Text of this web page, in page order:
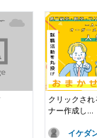
クリックされ
ナー作成し...
イケダ